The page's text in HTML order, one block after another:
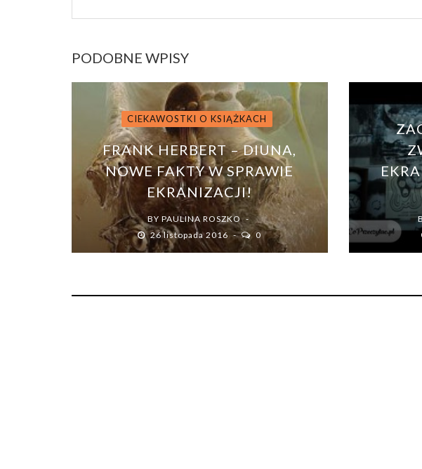
PODOBNE WPISY
CIEKAWOSTKI O KSIĄŻKACH
FRANK HERBERT – DIUNA,
NOWE FAKTY W SPRAWIE
EKRANIZACJI!
BY PAULINA ROSZKO
26 listopada 2016
0